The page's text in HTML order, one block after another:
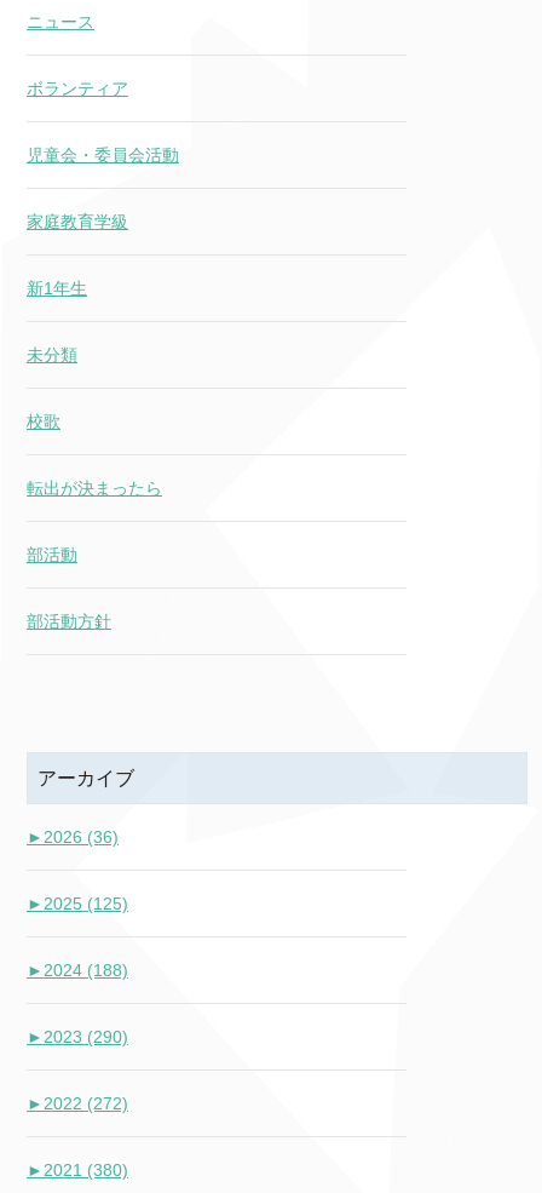
ニュース
ボランティア
児童会・委員会活動
家庭教育学級
新1年生
未分類
校歌
転出が決まったら
部活動
部活動方針
アーカイブ
► 2026 (36)
► 2025 (125)
► 2024 (188)
► 2023 (290)
► 2022 (272)
► 2021 (380)